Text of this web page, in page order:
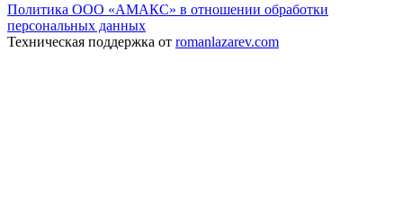
Политика ООО «АМАКС» в отношении обработки
персональных данных
Техническая поддержка от romanlazarev.com